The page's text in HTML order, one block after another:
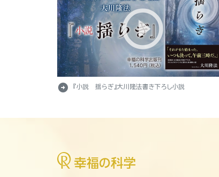
arrow_circle_right 『小説 揺らぎ』大川隆法書き下ろし小説